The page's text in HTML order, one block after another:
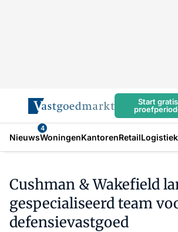
Start gratis
Nieuws
4
WoningenKantorenRetailLogistiek
Cushman & Wakefield
gespecialiseerd team
defensievastgoed